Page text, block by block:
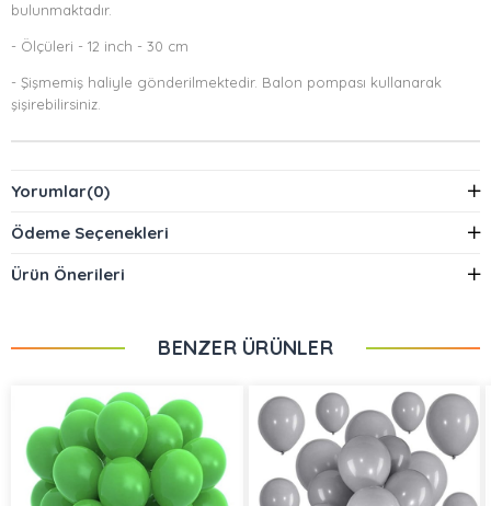
bulunmaktadır.
- Ölçüleri - 12 inch - 30 cm
- Şişmemiş haliyle gönderilmektedir. Balon pompası kullanarak
şişirebilirsiniz.
Yorumlar(0)
Ödeme Seçenekleri
Ürün Önerileri
BENZER ÜRÜNLER